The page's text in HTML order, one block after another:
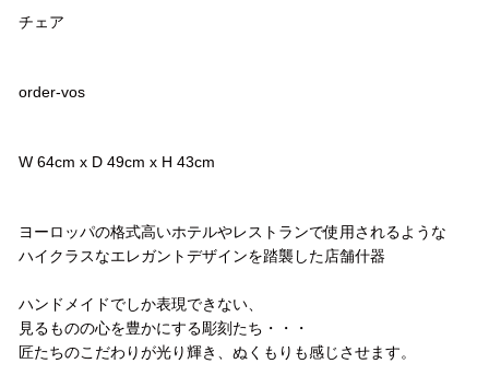
チェア
order-vos
W 64cm x D 49cm x H 43cm
ヨーロッパの格式高いホテルやレストランで使用されるような
ハイクラスなエレガントデザインを踏襲した店舗什器
ハンドメイドでしか表現できない、
見るものの心を豊かにする彫刻たち・・・
匠たちのこだわりが光り輝き、ぬくもりも感じさせます。